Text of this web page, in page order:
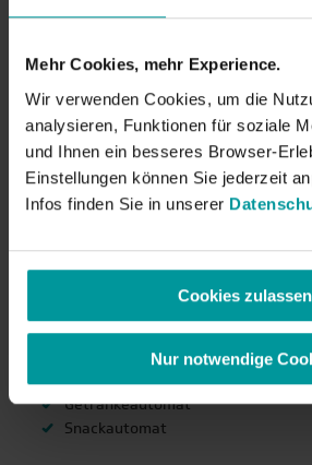
Mehr Cookies, mehr Experience.
Wir verwenden Cookies, um die
analysieren, Funktionen für soziale
und Ihnen ein besseres Browser-
Einstellungen können Sie jederzeit
Infos finden Sie in unserer
Cookies zulassen
Nur notwendige
Leipzig
München
Stuttgart
Weimar
| Top-
Klassenfahrten
Amsterdam
Check-Out bis 11:00 Uhr
Die beliebtesten
Hotelausstattungen:
WLAN in öffentl. Bereichen
Gepäckraum
Nichtraucherhotel
24-Stunden-Rezeption
Getränkeautomat
Snackautomat